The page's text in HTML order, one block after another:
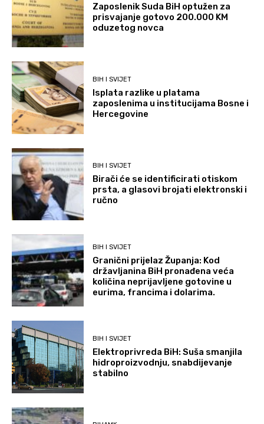
Zaposlenik Suda BiH optužen za
prisvajanje gotovo 200.000 KM
oduzetog novca
BIH I SVIJET
Isplata razlike u platama
zaposlenima u institucijama Bosne i
Hercegovine
BIH I SVIJET
Birači će se identificirati otiskom
prsta, a glasovi brojati elektronski i
ručno
BIH I SVIJET
Granični prijelaz Županja: Kod
državljanina BiH pronađena veća
količina neprijavljene gotovine u
eurima, francima i dolarima.
BIH I SVIJET
Elektroprivreda BiH: Suša smanjila
hidroproizvodnju, snabdijevanje
stabilno